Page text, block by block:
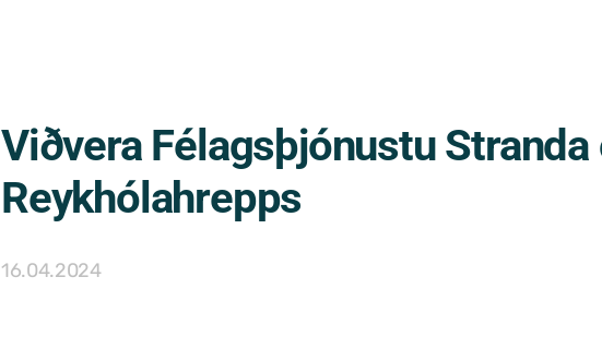
Viðvera Félagsþjónustu Stranda
Reykhólahrepps
16.04.2024